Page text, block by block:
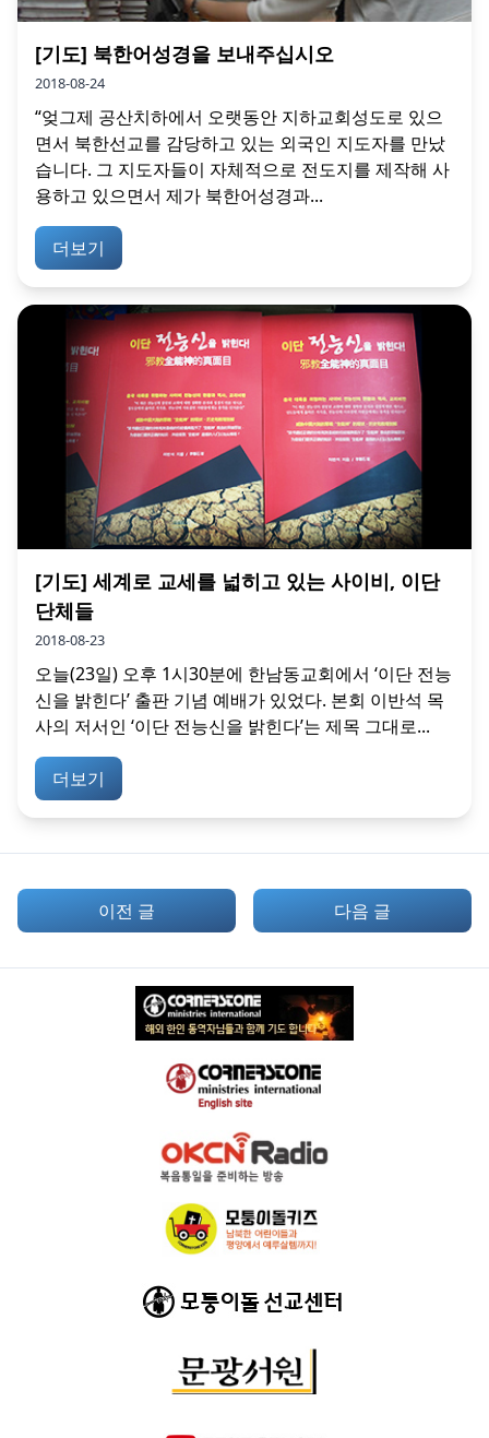
[기도] 북한어성경을 보내주십시오
2018-08-24
“엊그제 공산치하에서 오랫동안 지하교회성도로 있으
면서 북한선교를 감당하고 있는 외국인 지도자를 만났
습니다. 그 지도자들이 자체적으로 전도지를 제작해 사
용하고 있으면서 제가 북한어성경과...
더보기
[기도] 세계로 교세를 넓히고 있는 사이비, 이단
단체들
2018-08-23
오늘(23일) 오후 1시30분에 한남동교회에서 ‘이단 전능
신을 밝힌다’ 출판 기념 예배가 있었다. 본회 이반석 목
사의 저서인 ‘이단 전능신을 밝힌다’는 제목 그대로...
더보기
이전 글 다음 글